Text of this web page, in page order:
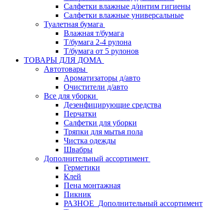
Салфетки влажные д/интим гигиены
Салфетки влажные универсальные
Туалетная бумага
Влажная т/бумага
Т/бумага 2-4 рулона
Т/бумага от 5 рулонов
ТОВАРЫ ДЛЯ ДОМА
Автотовары
Ароматизаторы д/авто
Очистители д/авто
Все для уборки
Дезенфицирующие средства
Перчатки
Салфетки для уборки
Тряпки для мытья пола
Чистка одежды
Швабры
Дополнительный ассортимент
Герметики
Клей
Пена монтажная
Пикник
РАЗНОЕ_Дополнительный ассортимент